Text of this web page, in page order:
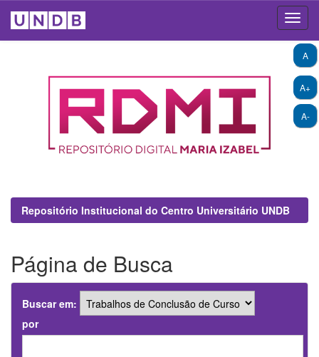
A+
A-
A
Repositório Institucional do Centro Universitário UNDB
Página de Busca
Buscar em:
por